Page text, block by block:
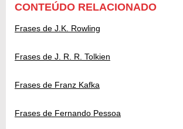
CONTEÚDO RELACIONADO
Frases de J.K. Rowling
Frases de J. R. R. Tolkien
Frases de Franz Kafka
Frases de Fernando Pessoa